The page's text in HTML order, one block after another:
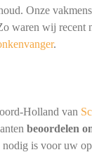
Onze
waren wij recent
.
Holland van
beoordelen
nodig is voor uw